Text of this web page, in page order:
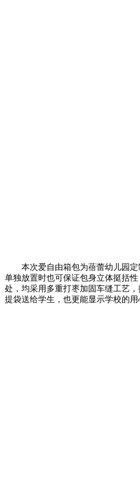
本次爱自由箱包为蓓蕾幼儿园定
单独放置时也可保证包身立体挺括
处，均采用多重打枣加固车缝工艺
提袋送给学生，也更能显示学校的